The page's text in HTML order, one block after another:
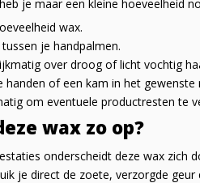
je maar een kleine hoeveelheid
wax.
je handpalmen.
over droog of licht vochtig
handen of een kam in het gewenste
om eventuele productresten te
wax zo op?
onderscheidt deze wax zich
je direct de zoete, verzorgde